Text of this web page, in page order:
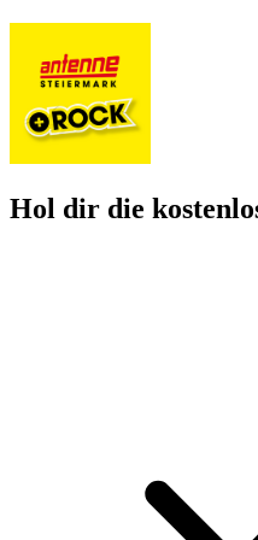
Hol dir die